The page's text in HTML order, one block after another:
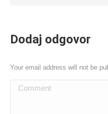
Dodaj odgovor
Your email address will not be
Comment